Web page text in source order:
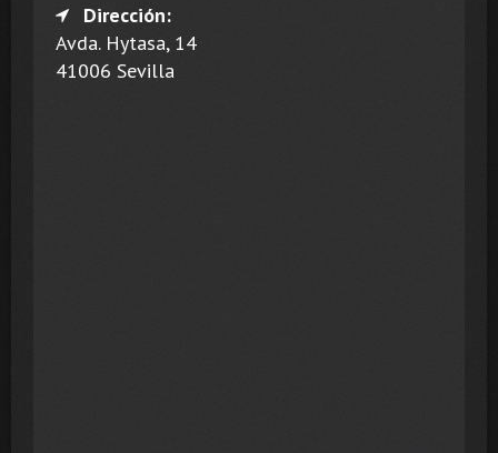
Dirección:
Avda. Hytasa, 14
41006 Sevilla